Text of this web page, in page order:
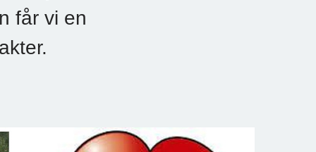
får vi en